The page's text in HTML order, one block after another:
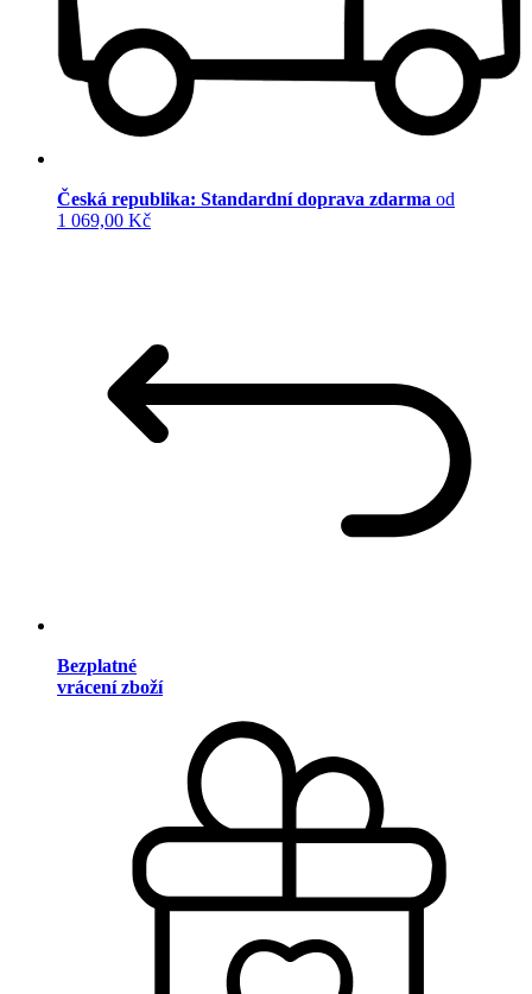
Česká republika: Standardní doprava zdarma od
1 069,00 Kč
Bezplatné
vrácení zboží